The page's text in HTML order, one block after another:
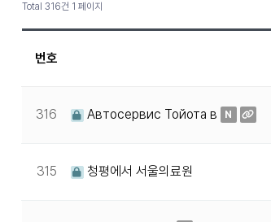
Total 316건 1 페이지
번호
316 Автосервис Тойота в N
315 청평에서 서울의료원